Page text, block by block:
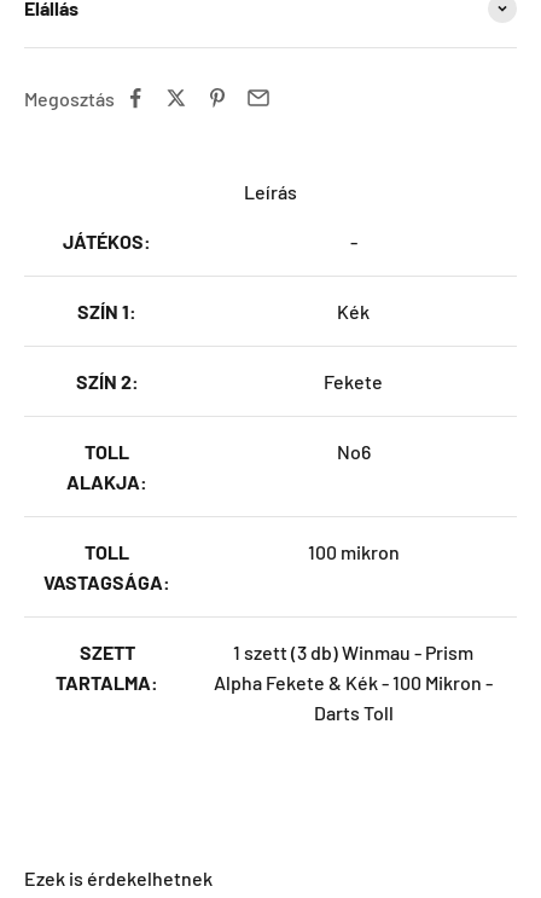
Elállás
Megosztás
Leírás
JÁTÉKOS: -
SZÍN 1: Kék
SZÍN 2: Fekete
TOLL
ALAKJA:
No6
TOLL
VASTAGSÁGA:
100 mikron
SZETT
TARTALMA:
1 szett (3 db) Winmau - Prism
Alpha Fekete & Kék - 100 Mikron -
Darts Toll